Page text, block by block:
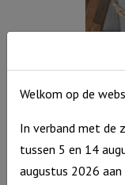
Windlicht M De
Welkom op de
In verband met de
tussen 5 en 14
augustus 2026